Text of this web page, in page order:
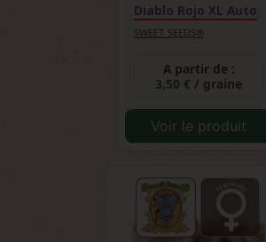
Diablo Rojo XL Auto
SWEET SEEDS®
A partir de :
3,50 € / graine
Voir le produit